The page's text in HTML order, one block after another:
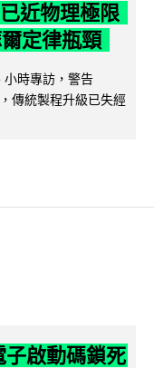
近物理極限
定律瓶頸
時專訪，警告
傳統製程升級已失經
子啟動碼鎖死